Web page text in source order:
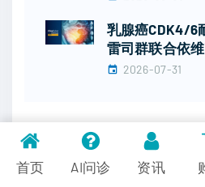
乳腺癌CDK4/6
雷司群联合依
2026-07-31
首页 AI问诊 资讯